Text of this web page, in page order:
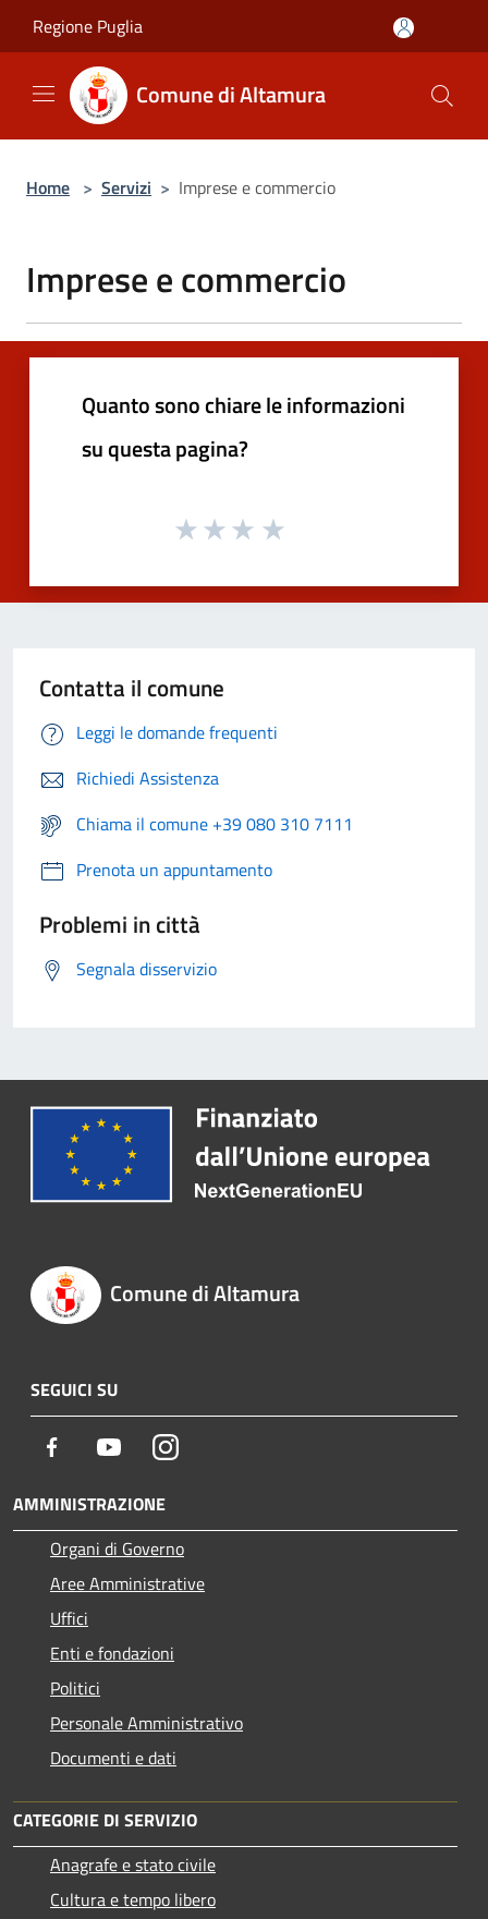
Regione Puglia
Comune di Altamura
Home > Servizi > Imprese e commercio
Imprese e commercio
Quanto sono chiare le informazioni
su questa pagina?
Contatta il comune
Leggi le domande frequenti
Richiedi Assistenza
Chiama il comune +39 080 310 7111
Prenota un appuntamento
Problemi in città
Segnala disservizio
Comune di Altamura
SEGUICI SU
Facebook YoutubeInstagram
AMMINISTRAZIONE
Organi di Governo
Aree Amministrative
Uffici
Enti e fondazioni
Politici
Personale Amministrativo
Documenti e dati
CATEGORIE DI SERVIZIO
Anagrafe e stato civile
Cultura e tempo libero